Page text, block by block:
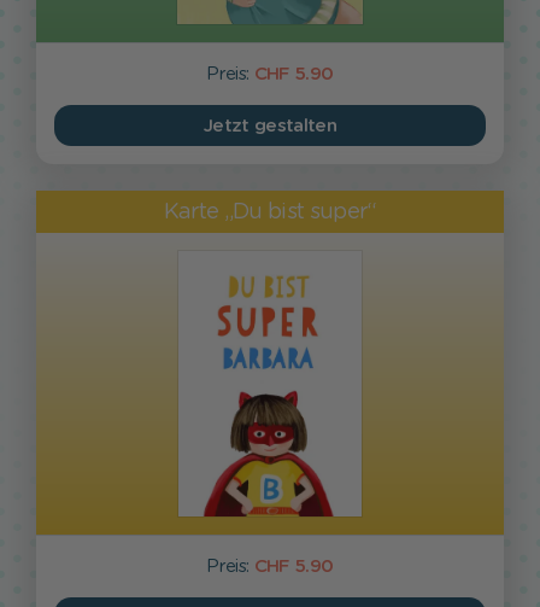
Preis: CHF 5.90
Jetzt gestalten
Karte „Du bist super“
Preis: CHF 5.90